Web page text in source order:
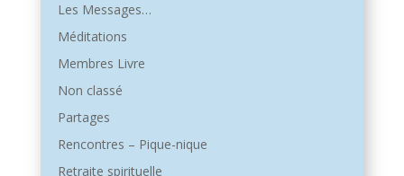
Les Messages…
Méditations
Membres Livre
Non classé
Partages
Rencontres – Pique-nique
Retraite spirituelle